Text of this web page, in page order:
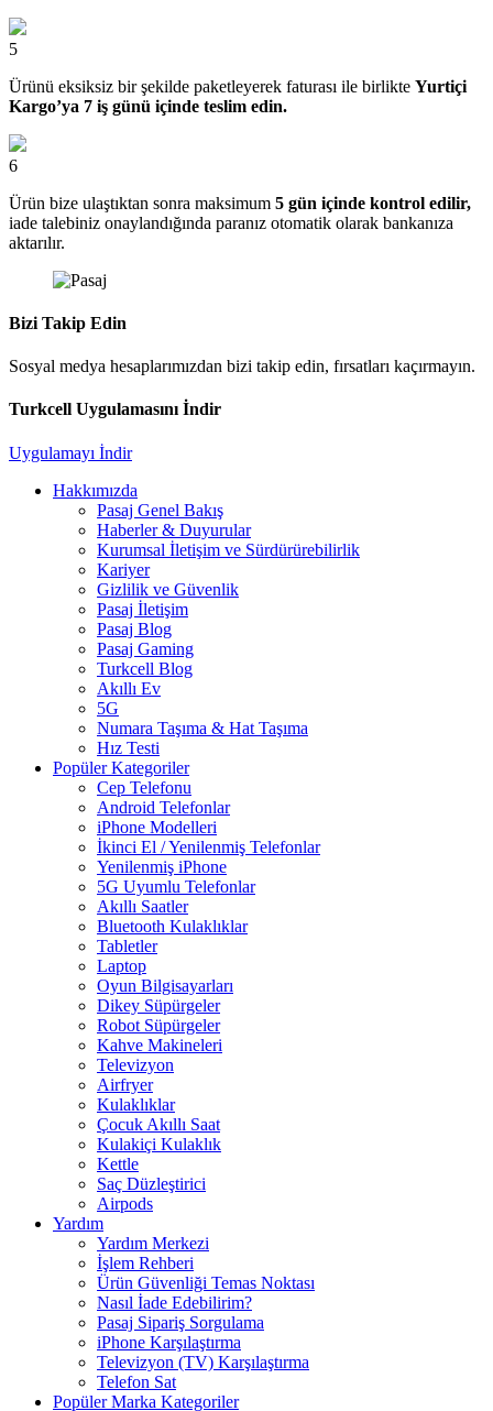
5
Ürünü eksiksiz bir şekilde paketleyerek faturası ile birlikte Yurtiçi
Kargo’ya 7 iş günü içinde teslim edin.
6
Ürün bize ulaştıktan sonra maksimum 5 gün içinde kontrol edilir,
iade talebiniz onaylandığında paranız otomatik olarak bankanıza
aktarılır.
Bizi Takip Edin
Sosyal medya hesaplarımızdan bizi takip edin, fırsatları kaçırmayın.
Turkcell Uygulamasını İndir
Uygulamayı İndir
Hakkımızda
Pasaj Genel Bakış
Haberler & Duyurular
Kurumsal İletişim ve Sürdürürebilirlik
Kariyer
Gizlilik ve Güvenlik
Pasaj İletişim
Pasaj Blog
Pasaj Gaming
Turkcell Blog
Akıllı Ev
5G
Numara Taşıma & Hat Taşıma
Hız Testi
Popüler Kategoriler
Cep Telefonu
Android Telefonlar
iPhone Modelleri
İkinci El / Yenilenmiş Telefonlar
Yenilenmiş iPhone
5G Uyumlu Telefonlar
Akıllı Saatler
Bluetooth Kulaklıklar
Tabletler
Laptop
Oyun Bilgisayarları
Dikey Süpürgeler
Robot Süpürgeler
Kahve Makineleri
Televizyon
Airfryer
Kulaklıklar
Çocuk Akıllı Saat
Kulakiçi Kulaklık
Kettle
Saç Düzleştirici
Airpods
Yardım
Yardım Merkezi
İşlem Rehberi
Ürün Güvenliği Temas Noktası
Nasıl İade Edebilirim?
Pasaj Sipariş Sorgulama
iPhone Karşılaştırma
Televizyon (TV) Karşılaştırma
Telefon Sat
Popüler Marka Kategoriler